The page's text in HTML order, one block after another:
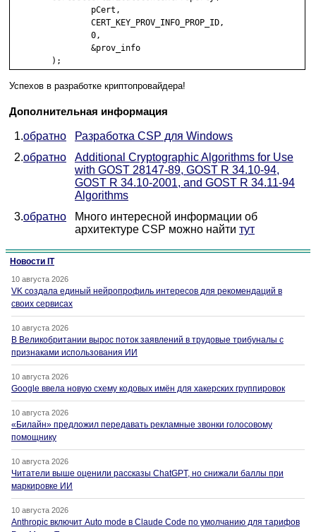
Успехов в разработке криптопровайдера!
Дополнительная информация
1.обратно
Разработка CSP для Windows
2.обратно
Additional Cryptographic Algorithms for Use
with GOST 28147-89, GOST R 34.10-94,
GOST R 34.10-2001, and GOST R 34.11-94
Algorithms
3.обратно
Много интересной информации об
архитектуре CSP можно найти тут
Новости IT
10 августа 2026
VK создала единый нейропрофиль интересов для рекомендаций в
своих сервисах
10 августа 2026
В Великобритании вырос поток заявлений в трудовые трибуналы с
признаками использования ИИ
10 августа 2026
Google ввела новую схему кодовых имён для хакерских группировок
10 августа 2026
«Билайн» предложил передавать рекламные звонки голосовому
помощнику
10 августа 2026
Читатели выше оценили рассказы ChatGPT, но снижали баллы при
маркировке ИИ
10 августа 2026
Anthropic включит Auto mode в Claude Code по умолчанию для тарифов